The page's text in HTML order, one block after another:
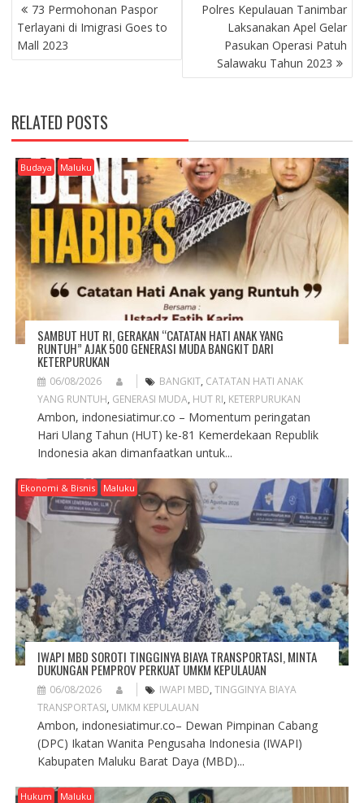
O
S
T
V
I
G
A
T
O
N
73 Permohonan Paspor
Terlayani di Imigrasi Goes to
Mall 2023
Polres Kepulauan Tanimbar
Laksanakan Apel Gelar
Pasukan Operasi Patuh
Salawaku Tahun 2023
RELATED POSTS
Budaya Maluku
SAMBUT HUT RI, GERAKAN “CATATAN HATI ANAK YANG
RUNTUH” AJAK 500 GENERASI MUDA BANGKIT DARI
KETERPURUKAN
06/08/2026 BANGKIT, CATATAN HATI ANAK
YANG RUNTUH, GENERASI MUDA, HUT RI, KETERPURUKAN
Ambon, indonesiatimur.co – Momentum peringatan
Hari Ulang Tahun (HUT) ke-81 Kemerdekaan Republik
Indonesia akan dimanfaatkan untuk...
Ekonomi & Bisnis Maluku
IWAPI MBD SOROTI TINGGINYA BIAYA TRANSPORTASI, MINTA
DUKUNGAN PEMPROV PERKUAT UMKM KEPULAUAN
06/08/2026 IWAPI MBD, TINGGINYA BIAYA
TRANSPORTASI, UMKM KEPULAUAN
Ambon, indonesiatimur.co– Dewan Pimpinan Cabang
(DPC) Ikatan Wanita Pengusaha Indonesia (IWAPI)
Kabupaten Maluku Barat Daya (MBD)...
Hukum Maluku